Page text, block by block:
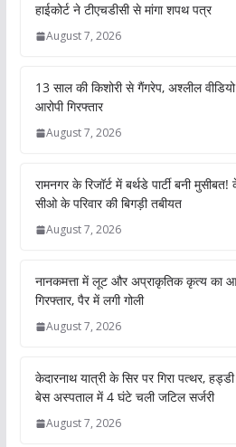
हाईकोर्ट ने टीएचडीसी से मांगा शपथ पत्र
August 7, 2026
13 साल की किशोरी से गैंगरेप, अश्लील
आरोपी गिरफ्तार
August 7, 2026
रामनगर के रिजॉर्ट में बर्थडे पार्टी बनी
सीओ के परिवार की बिगड़ी तबीयत
August 7, 2026
नानकमत्ता में लूट और अप्राकृतिक कृत्य का
गिरफ्तार, पैर में लगी गोली
August 7, 2026
केदारनाथ यात्री के सिर पर गिरा पत्थर,
बेस अस्पताल में 4 घंटे चली जटिल सर्जरी
August 7, 2026